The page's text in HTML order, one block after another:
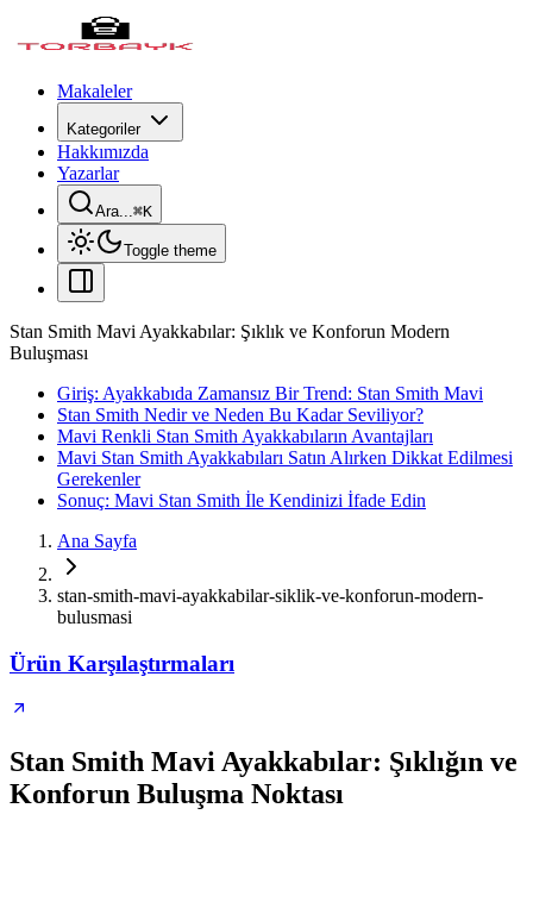
Makaleler
Kategoriler
Hakkımızda
Yazarlar
Ara...⌘K
Toggle theme
Stan Smith Mavi Ayakkabılar: Şıklık ve Konforun Modern
Buluşması
Giriş: Ayakkabıda Zamansız Bir Trend: Stan Smith Mavi
Stan Smith Nedir ve Neden Bu Kadar Seviliyor?
Mavi Renkli Stan Smith Ayakkabıların Avantajları
Mavi Stan Smith Ayakkabıları Satın Alırken Dikkat Edilmesi
Gerekenler
Sonuç: Mavi Stan Smith İle Kendinizi İfade Edin
Ana Sayfa
stan-smith-mavi-ayakkabilar-siklik-ve-konforun-modern-
bulusmasi
Ürün Karşılaştırmaları
Stan Smith Mavi Ayakkabılar: Şıklığın ve
Konforun Buluşma Noktası